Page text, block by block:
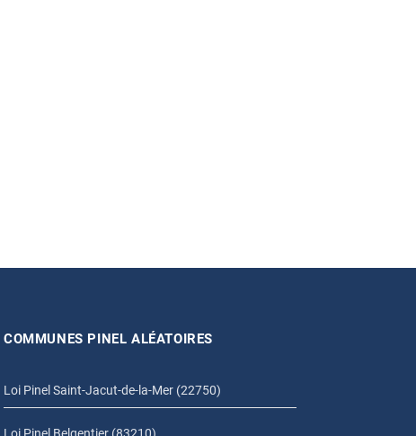
COMMUNES PINEL ALÉATOIRES
Loi Pinel Saint-Jacut-de-la-Mer (22750)
Loi Pinel Belgentier (83210)